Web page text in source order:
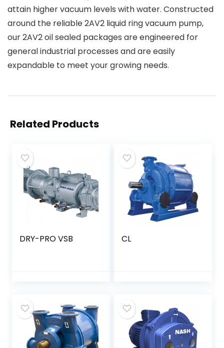
attain higher vacuum levels with water. Constructed
around the reliable 2AV2 liquid ring vacuum pump,
our 2AV2 oil sealed packages are engineered for
general industrial processes and are easily
expandable to meet your growing needs.
Related Products
DRY-PRO VSB CL